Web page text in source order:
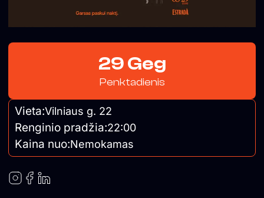
29 Geg
Penktadienis
Vieta:Vilniaus g. 22
Renginio pradžia:22:00
Kaina nuo:Nemokamas